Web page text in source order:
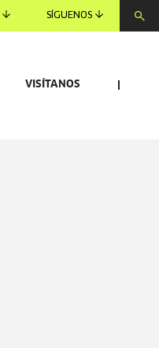
SÍGUENOS
VISÍTANOS